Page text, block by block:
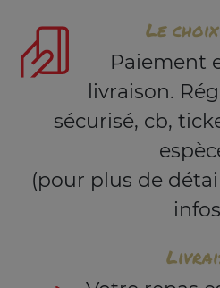
Le
Paiement
livraison.
sécurisé, cb,
(pour plus de